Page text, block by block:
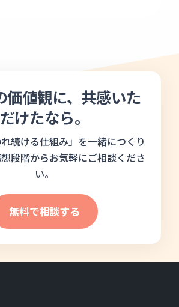
価値観に、共感いた
だけたなら。
れ続ける仕組み」を一緒につくり
段階からお気軽にご相談くださ
い。
無料で相談する